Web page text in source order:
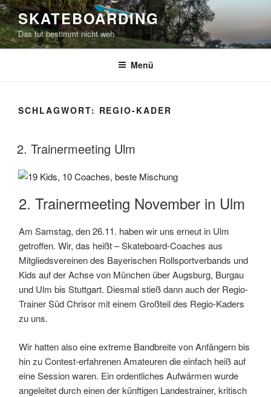
Zum
Inhalt
springen
SKATEBOARDING
Das tut bestimmt nicht weh
Menü
SCHLAGWORT: REGIO-KADER
2. Trainermeeting Ulm
2. Trainermeeting November in Ulm
Am Samstag, den 26.11. haben wir uns erneut in Ulm
getroffen. Wir, das heißt – Skateboard-Coaches aus
Mitgliedsvereinen des Bayerischen Rollsportverbands und
Kids auf der Achse von München über Augsburg, Burgau
und Ulm bis Stuttgart. Diesmal stieß dann auch der Regio-
Trainer Süd Chrisor mit einem Großteil des Regio-Kaders
zu uns.
Wir hatten also eine extreme Bandbreite von Anfängern bis
hin zu Contest-erfahrenen Amateuren die einfach heiß auf
eine Session waren. Ein ordentliches Aufwärmen wurde
angeleitet durch einen der künftigen Landestrainer, kritisch